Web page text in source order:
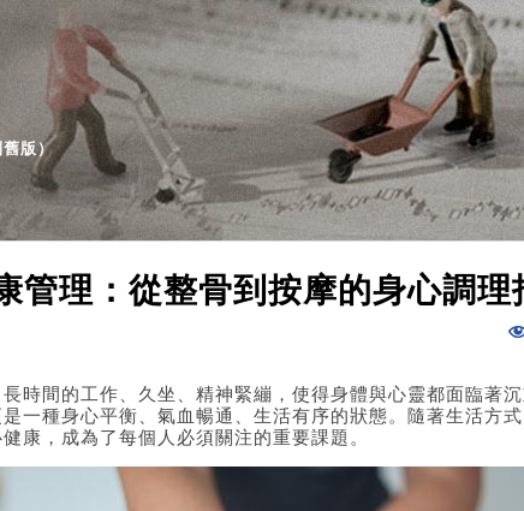
舊版）
管理：從整骨到按摩的身心調理
時間的工作、久坐、精神緊繃，使得身體與心靈都面臨著
一種身心平衡、氣血暢通、生活有序的狀態。隨著生活方
康，成為了每個人必須關注的重要課題。